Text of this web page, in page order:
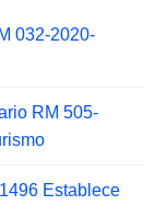
032-2020-
RM 505-
Establece